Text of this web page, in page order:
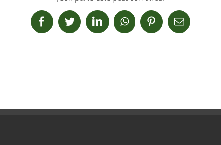
FacebookTwitterLinkedInWhatsAppPinterestCorreo